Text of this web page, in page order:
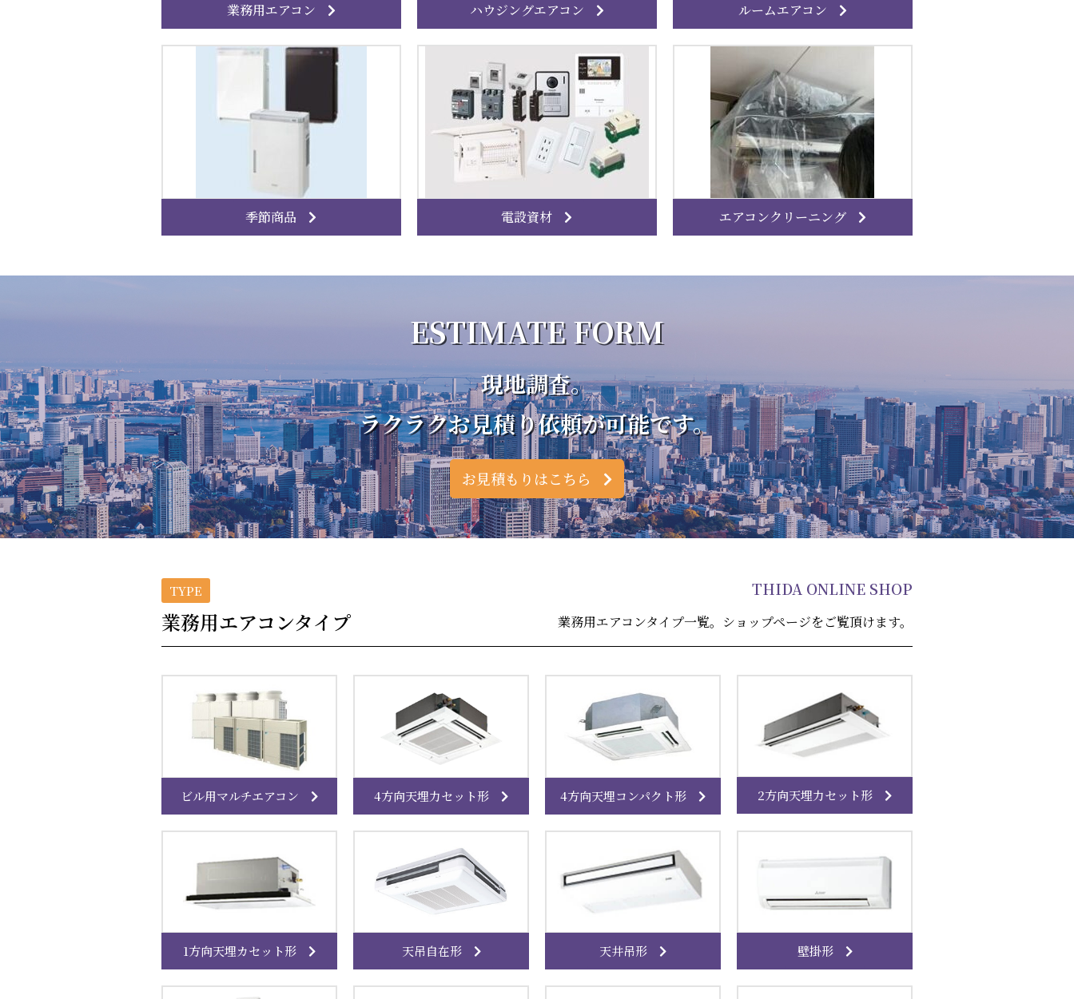
業務用エアコン ハウジングエアコン ルームエアコン
季節商品 電設資材 エアコンクリーニング
ESTIMATE FORM
現地調査。
ラクラクお見積り依頼が可能です。
お見積もりはこちら
TYPE
業務用エアコンタイプ
THIDA ONLINE SHOP
業務用エアコンタイプ一覧。ショップページをご覧頂けます。
ビル用マルチエアコン 4方向天埋力セット形 4方向天埋コンパクト形 2方向天埋力セット形
1方向天埋カセット形 天吊自在形 天井吊形 壁掛形